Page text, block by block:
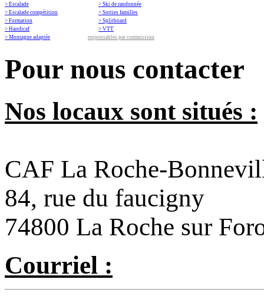
> Escalade
> Escalade compétition
> Formation
> Handicaf
> Montagne adaptée
> Ski de randonnée
> Sorties familles
> Splitboard
> VTT
responsables par commission
Pour nous contacter
Nos locaux sont situés :
CAF La Roche-
84, rue du faucigny
74800 La Roche sur
Courriel :